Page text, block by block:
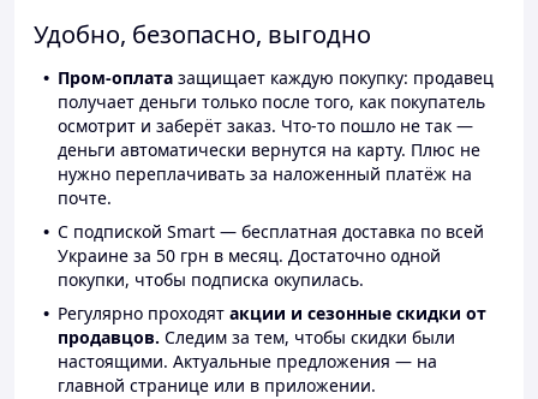
Удобно, безопасно, выгодно
Пром-оплата защищает каждую покупку: продавец
получает деньги только после того, как покупатель
осмотрит и заберёт заказ. Что-то пошло не так —
деньги автоматически вернутся на карту. Плюс не
нужно переплачивать за наложенный платёж на
почте.
С подпиской Smart — бесплатная доставка по всей
Украине за 50 грн в месяц. Достаточно одной
покупки, чтобы подписка окупилась.
Регулярно проходят акции и сезонные скидки от
продавцов. Следим за тем, чтобы скидки были
настоящими. Актуальные предложения — на
главной странице или в приложении.